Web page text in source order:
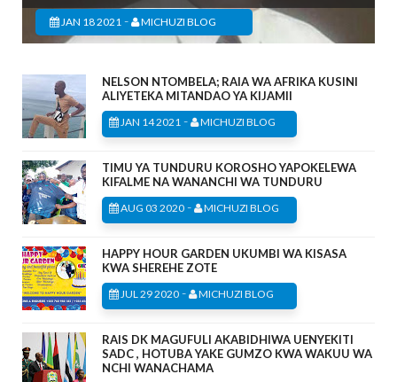
JAN 18 2021 - MICHUZI BLOG
NELSON NTOMBELA; RAIA WA AFRIKA KUSINI
ALIYETEKA MITANDAO YA KIJAMII
JAN 14 2021 - MICHUZI BLOG
TIMU YA TUNDURU KOROSHO YAPOKELEWA
KIFALME NA WANANCHI WA TUNDURU
AUG 03 2020 - MICHUZI BLOG
HAPPY HOUR GARDEN UKUMBI WA KISASA
KWA SHEREHE ZOTE
JUL 29 2020 - MICHUZI BLOG
RAIS DK MAGUFULI AKABIDHIWA UENYEKITI
SADC , HOTUBA YAKE GUMZO KWA WAKUU WA
NCHI WANACHAMA